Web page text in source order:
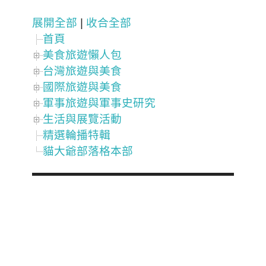
展開全部
收合全部
首頁
美食旅遊懶人包
台灣旅遊與美食
國際旅遊與美食
軍事旅遊與軍事史研究
生活與展覽活動
精選輪播特輯
貓大爺部落格本部